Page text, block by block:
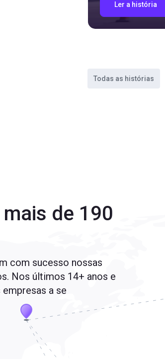
Ler a história
Todas as histórias
de 190
com sucesso nossas
Nos últimos 14+ anos e
a se